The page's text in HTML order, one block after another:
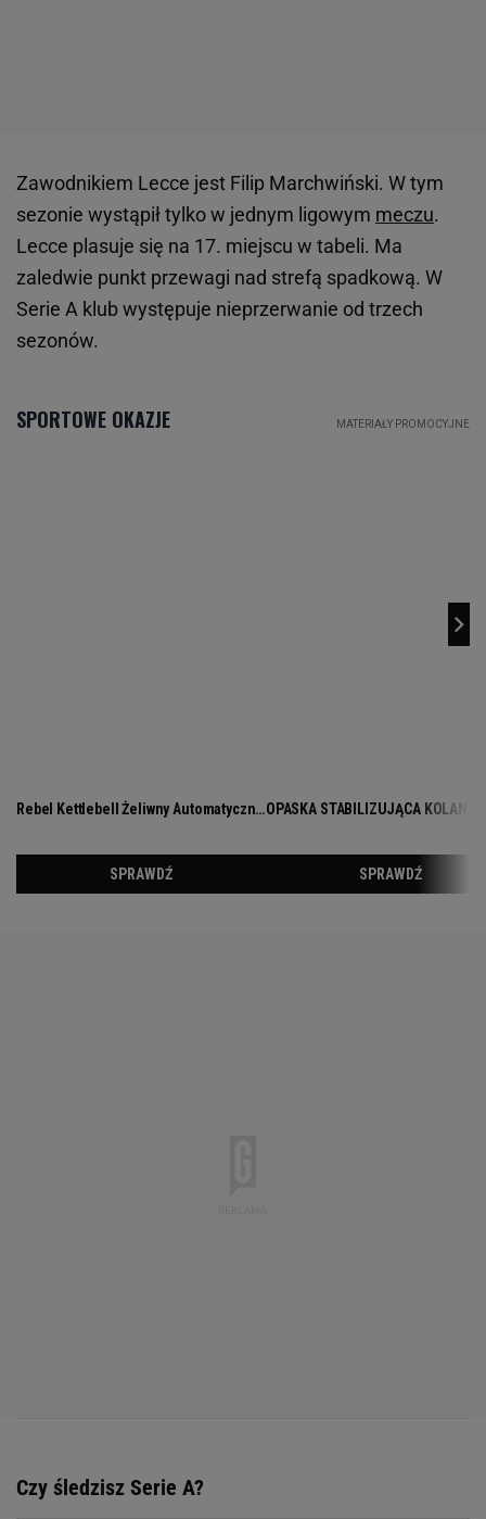
Zawodnikiem Lecce jest Filip Marchwiński. W tym
sezonie wystąpił tylko w jednym ligowym meczu.
Lecce plasuje się na 17. miejscu w tabeli. Ma
zaledwie punkt przewagi nad strefą spadkową. W
Serie A klub występuje nieprzerwanie od trzech
sezonów.
Czy śledzisz Serie A?